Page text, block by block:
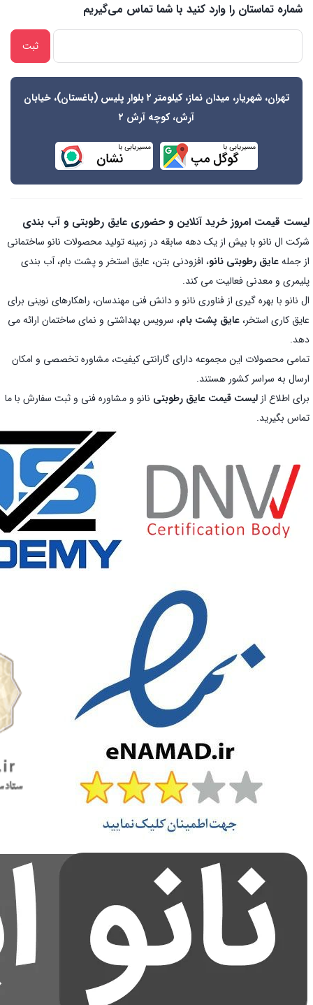
شماره تماستان را وارد کنید با شما تماس می‌گیریم
تهران، شهریار، میدان نماز، کیلومتر ۲ بلوار پلیس (باغستان)، خیابان
آرش، کوچه آرش ۲
لیست قیمت امروز خرید آنلاین و حضوری عایق رطوبتی و آب بندی
شرکت ال نانو با بیش از یک دهه سابقه در زمینه تولید محصولات نانو ساختمانی
از جملهعایق رطوبتی نانو، افزودنی بتن، عایق استخر و پشت بام، آب بندی
پلیمری و معدنی فعالیت می کند.
ال نانو با بهره گیری از فناوری نانو و دانش فنی مهندسان، راهکارهای نوینی برای
عایق کاری استخر،عایق پشت بام، سرویس بهداشتی و نمای ساختمان ارائه می
دهد.
تمامی محصولات این مجموعه دارای گارانتی کیفیت، مشاوره تخصصی و امکان
ارسال به سراسر کشور هستند.
برای اطلاع از لیست قیمت عایق رطوبتی نانو و مشاوره فنی و ثبت سفارش با ما
تماس بگیرید.